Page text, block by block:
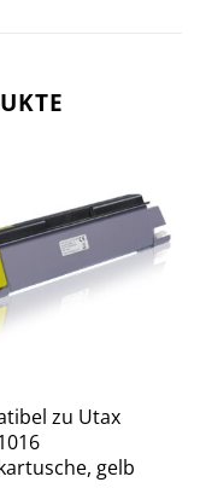
zu Utax
gelb